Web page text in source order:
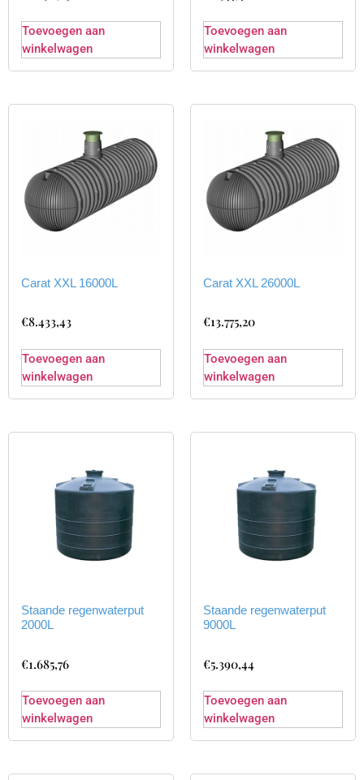
Toevoegen aan
winkelwagen
Toevoegen aan
winkelwagen
Carat XXL 16000L
€8.433,43
Toevoegen aan
winkelwagen
Carat XXL 26000L
€13.775,20
Toevoegen aan
winkelwagen
Staande regenwaterput
2000L
€1.685,76
Toevoegen aan
winkelwagen
Staande regenwaterput
9000L
€5.390,44
Toevoegen aan
winkelwagen